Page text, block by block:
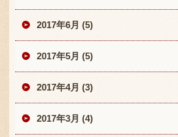
2017年6月 (5)
2017年5月 (5)
2017年4月 (3)
2017年3月 (4)